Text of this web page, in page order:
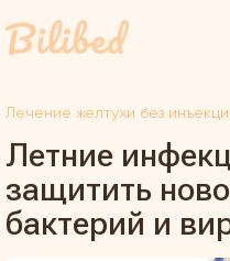
Лечение желтухи без
Летние
защитить
бактерий и